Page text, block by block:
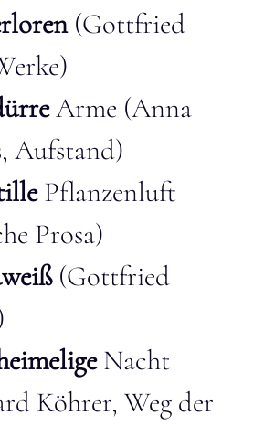
(Gottfried
Arme (Anna
Aufstand)
Pflanzenluft
Prosa)
(Gottfried
Nacht
Köhrer, Weg der